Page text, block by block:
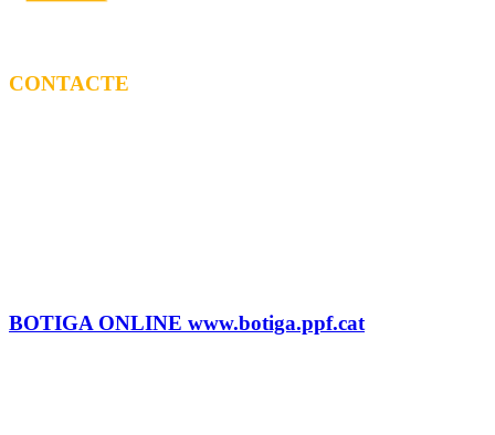
CONTACTE
BOTIGA ONLINE www.botiga.ppf.cat